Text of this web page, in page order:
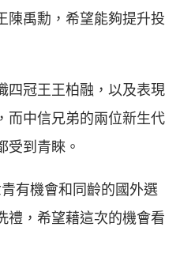
陳禹勳，希望能夠提升投
四冠王王柏融，以及表現
而中信兄弟的兩位新生代
受到青睞。
有機會和同齡的國外選
禮，希望藉這次的機會看